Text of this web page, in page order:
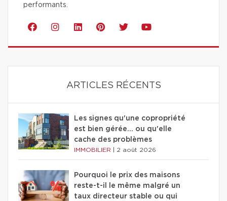
performants.
ARTICLES RÉCENTS
Les signes qu'une copropriété
est bien gérée… ou qu'elle
cache des problèmes
IMMOBILIER 2 août 2026
Pourquoi le prix des maisons
reste-t-il le même malgré un
taux directeur stable ou qui